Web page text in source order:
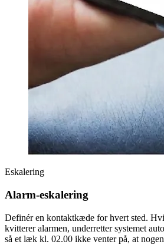
Eskalering
Alarm-eskalering
Definér en kontaktkæde for hvert sted.
kvitterer alarmen, underretter systemet
så et læk kl. 02.00 ikke venter på, at